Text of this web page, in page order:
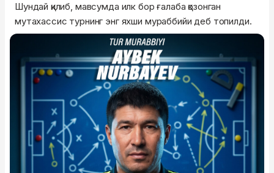
Шундай қилиб, мавсумда илк бор ғалаба қозонган
мутахассис турнинг энг яхши мураббийи деб топилди.